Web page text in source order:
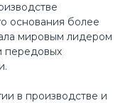
основания более
мировым лидером
передовых
в производстве и